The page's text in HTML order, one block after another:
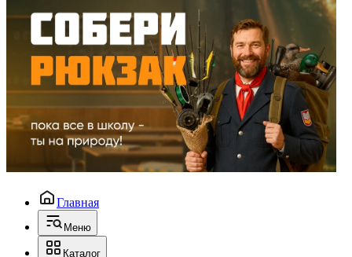
Главная
Меню
Каталог